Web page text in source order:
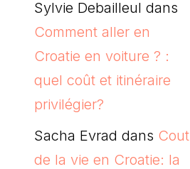
Sylvie Debailleul dans
Comment aller en
Croatie en voiture ? :
quel coût et itinéraire
privilégier?
Sacha Evrad dans Cout
de la vie en Croatie: la